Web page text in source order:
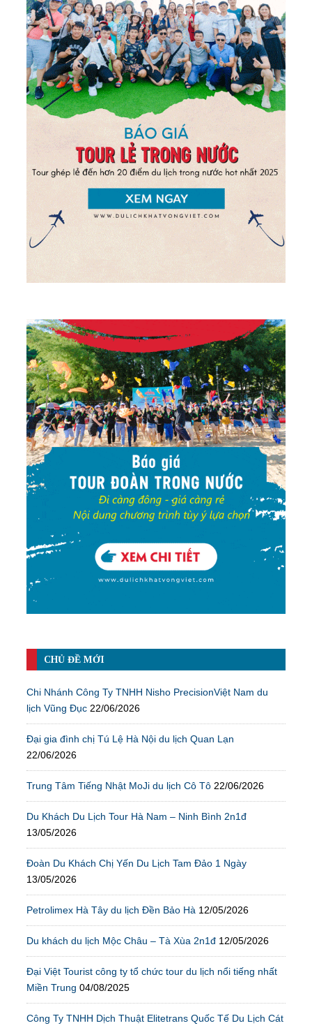
CHỦ ĐỀ MỚI
Chi Nhánh Công Ty TNHH Nisho PrecisionViệt Nam du
lịch Vũng Đục 22/06/2026
Đại gia đình chị Tú Lệ Hà Nội du lịch Quan Lạn
22/06/2026
Trung Tâm Tiếng Nhật MoJi du lịch Cô Tô 22/06/2026
Du Khách Du Lịch Tour Hà Nam – Ninh Bình 2n1đ
13/05/2026
Đoàn Du Khách Chị Yến Du Lịch Tam Đảo 1 Ngày
13/05/2026
Petrolimex Hà Tây du lịch Đền Bảo Hà 12/05/2026
Du khách du lịch Mộc Châu – Tà Xùa 2n1đ 12/05/2026
Đại Việt Tourist công ty tổ chức tour du lịch nổi tiếng nhất
Miền Trung 04/08/2025
Công Ty TNHH Dịch Thuật Elitetrans Quốc Tế Du Lịch Cát